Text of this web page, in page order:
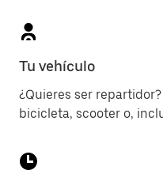
Tu vehículo
¿Quieres ser
bicicleta, scooter o,